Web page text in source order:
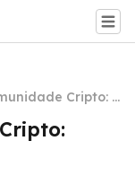
Cripto: D